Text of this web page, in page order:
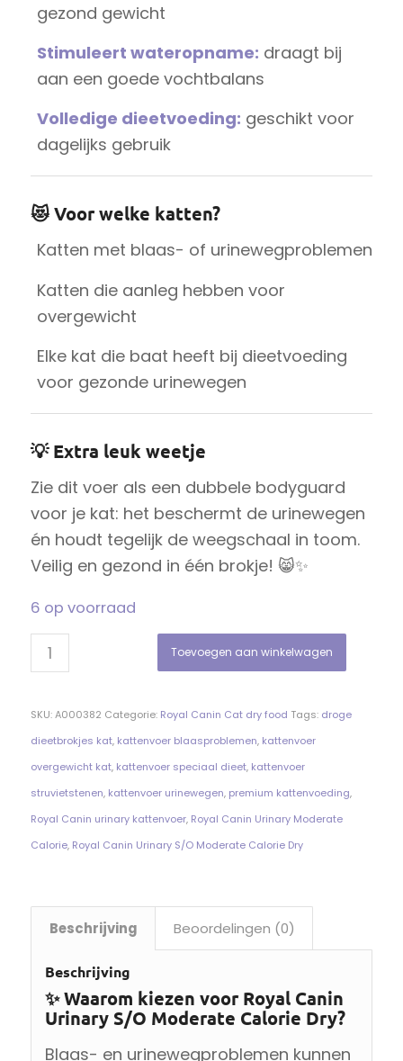
gezond gewicht
Stimuleert wateropname: draagt bij
aan een goede vochtbalans
Volledige dieetvoeding: geschikt voor
dagelijks gebruik
😻 Voor welke katten?
Katten met blaas- of urinewegproblemen
Katten die aanleg hebben voor
overgewicht
Elke kat die baat heeft bij dieetvoeding
voor gezonde urinewegen
💡 Extra leuk weetje
Zie dit voer als een dubbele bodyguard
voor je kat: het beschermt de urinewegen
én houdt tegelijk de weegschaal in toom.
Veilig en gezond in één brokje! 😸✨
6 op voorraad
Toevoegen aan winkelwagen
SKU:A000382 Categorie: Royal Canin Cat dry food Tags: droge
dieetbrokjes kat, kattenvoer blaasproblemen, kattenvoer
overgewicht kat, kattenvoer speciaal dieet, kattenvoer
struvietstenen, kattenvoer urinewegen, premium kattenvoeding,
Royal Canin urinary kattenvoer, Royal Canin Urinary Moderate
Calorie, Royal Canin Urinary S/O Moderate Calorie Dry
Beschrijving Beoordelingen (0)
Beschrijving
✨ Waarom kiezen voor Royal Canin
Urinary S/O Moderate Calorie Dry?
Blaas- en urinewegproblemen kunnen